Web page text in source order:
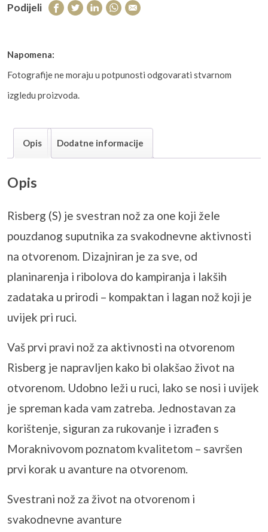
Podijeli
Napomena:
Fotografije ne moraju u potpunosti odgovarati stvarnom
izgledu proizvoda.
Opis Dodatne informacije
Opis
Risberg (S) je svestran nož za one koji žele
pouzdanog suputnika za svakodnevne aktivnosti
na otvorenom. Dizajniran je za sve, od
planinarenja i ribolova do kampiranja i lakših
zadataka u prirodi – kompaktan i lagan nož koji je
uvijek pri ruci.
Vaš prvi pravi nož za aktivnosti na otvorenom
Risberg je napravljen kako bi olakšao život na
otvorenom. Udobno leži u ruci, lako se nosi i uvijek
je spreman kada vam zatreba. Jednostavan za
korištenje, siguran za rukovanje i izrađen s
Moraknivovom poznatom kvalitetom – savršen
prvi korak u avanture na otvorenom.
Svestrani nož za život na otvorenom i
svakodnevne avanture